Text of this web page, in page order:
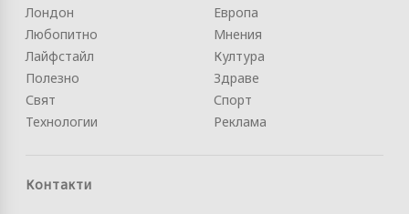
Лондон
Любопитно
Лайфстайл
Полезно
Свят
Технологии
Европа
Мнения
Култура
Здраве
Спорт
Реклама
Контакти